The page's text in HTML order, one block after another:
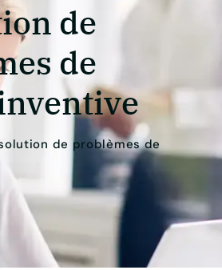
de
de
de problèmes de